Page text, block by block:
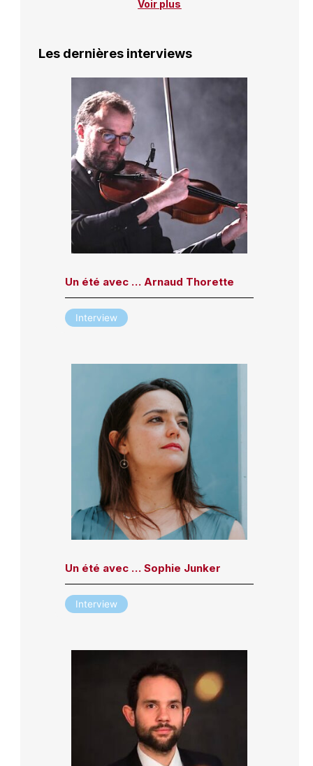
Voir plus
Les dernières interviews
Un été avec … Arnaud Thorette
Interview
Un été avec … Sophie Junker
Interview